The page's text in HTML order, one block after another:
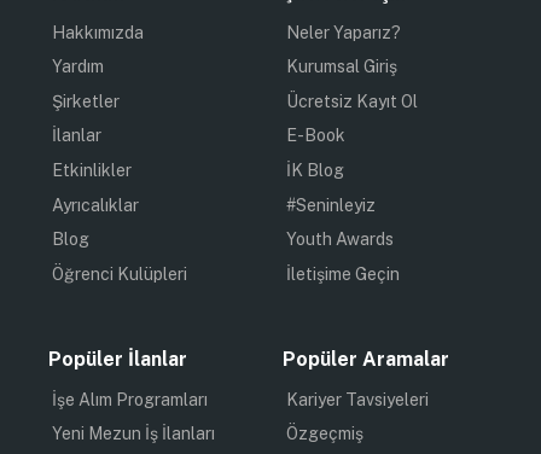
Hakkımızda
Yardım
Şirketler
İlanlar
Etkinlikler
Ayrıcalıklar
Blog
Öğrenci Kulüpleri
Neler Yaparız?
Kurumsal Giriş
Ücretsiz Kayıt Ol
E-Book
İK Blog
#Seninleyiz
Youth Awards
İletişime Geçin
Popüler İlanlar
İşe Alım Programları
Yeni Mezun İş İlanları
Popüler Aramalar
Kariyer Tavsiyeleri
Özgeçmiş